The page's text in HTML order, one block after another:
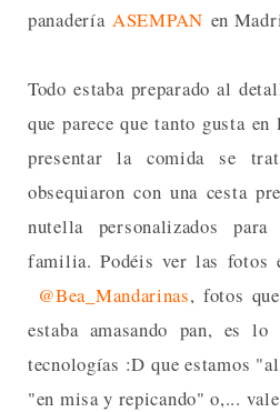
panadería ASEMPAN en
Todo estaba preparado al
que parece que tanto gusta
presentar la comida se
obsequiaron con una cesta
nutella personalizados
familia. Podéis ver las
@Bea_Mandarinas, fotos
estaba amasando pan, es
tecnologías :D que estamos
"en misa y repicando" o,...